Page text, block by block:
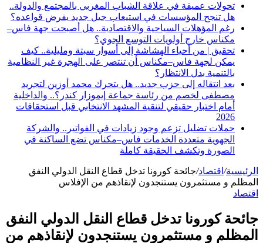
تحولات عميقة في علاقة الشباب المغربي بالمجتمع والدولة..
هل تنجح المؤسسات في استيعاب جيل جديد يفرض قواعده؟
رغم المؤهلات السياحية والاقتصادية.. هل أصبحت جهة فاس–
مكناس خارج أولويات التوسع الجوي؟
تحقيق | من أحياء الهشاشة إلى أسوار سبتة ومليلية.. كيف
يمكن لجهة فاس–مكناس أن تنتصر على الهجرة غير النظامية
بالتنمية بدل الانتظار؟
بعد انتقاله إلى حزب جديد.. هل يتحرك محمد أوزين لتجريد
مصطفى لخصم من رئاسة جماعة إيموزار كندر؟.. والداخلية
أمام اختبار حقيقي لتنقية المشهد الانتخابي قبل استحقاقات
2026
حملات تضليل تزعم وجود زيادات في الفواتير.. والشركة
الجهوية متعددة الخدمات فاس–مكناس تضع الساكنة في
الصورة وتكشف الحقيقة كاملة
الرئيسية/ اقتصاد/جائحة كورونا تدخل قطاع النقل الدولي النفق
المظلم و مستثمرون يستنجدون لإنقاذهم من الإفلاس
اقتصاد
جائحة كورونا تدخل قطاع النقل الدولي النفق
المظلم و مستثمرون يستنجدون لإنقاذهم من